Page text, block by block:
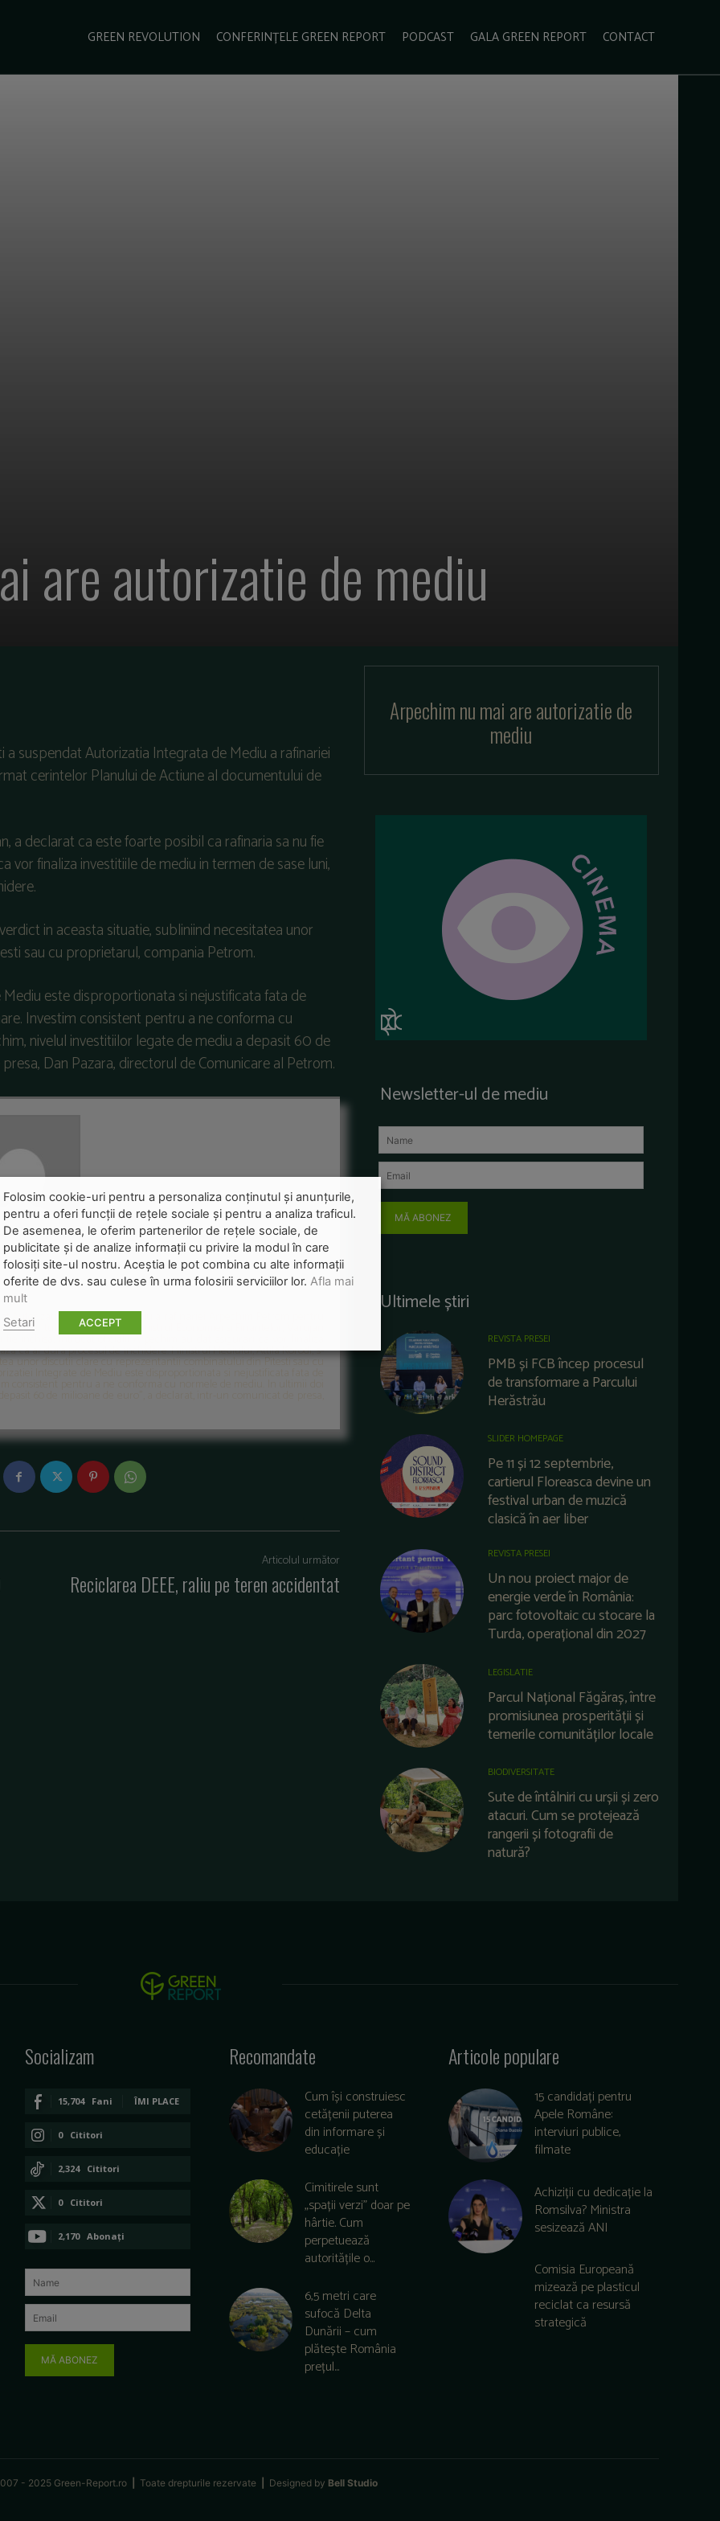
GREEN REVOLUTION CONFERINȚELE GREEN REPORT PODCAST GALA GREEN REPORT CONTACT
SCHIMBĂRI CLIMATICE
are autorizatie de mediu
suspendat Autorizatia Integrata de Mediu a rafinariei
cerintelor Planului de Actiune al documentului de
a declarat ca este foarte posibil ca rafinaria sa nu fie
finaliza investitiile de mediu in termen de sase luni,
in aceasta situatie, subliniind necesitatea unor
sau cu proprietarul, compania Petrom.
este disproportionata si nejustificata fata de
Investim consistent pentru a ne conforma cu
nivelul investitiilor legate de mediu a depasit 60 de
Dan Pazara, directorul de Comunicare al Petrom.
Autorizatia Integrata de Mediu a rafinariei Arpechim Petrom pentru
de autorizare. Ministrul Economiei si Finantelor, Varujan
inchisa, intrucat oficialii Arpechim au dat asigurari ca vor finaliza
ca ar dura procesul de inchidere. Ministrul Mediului, Attila Korodi, s-
unor discutii clare cu reprezentantii combinatului din Pitesti sau cu
Articolul următor
Reciclarea DEEE, raliu pe teren accidentat
Arpechim nu mai are autorizatie de
mediu
Newsletter-ul de mediu
MĂ ABONEZ
Ultimele știri
REVISTA PRESEI
PMB și FCB încep procesul
de transformare a Parcului
Herăstrău
SLIDER HOMEPAGE
Pe 11 și 12 septembrie,
cartierul Floreasca devine un
festival urban de muzică
clasică în aer liber
REVISTA PRESEI
Un nou proiect major de
energie verde în România:
parc fotovoltaic cu stocare la
Turda, operațional din 2027
LEGISLATIE
Parcul Național Făgăraș, între
promisiunea prosperității și
temerile comunităților locale
BIODIVERSITATE
Sute de întâlniri cu urșii și zero
atacuri. Cum se protejează
rangerii și fotografii de
natură?
Socializam
15,704 Fani ÎMI PLACE
0 Cititori
CONECTAȚI-VĂ
2,324 Cititori
0 Cititori
CONECTAȚI-VĂ
2,170 Abonați
ABONAȚI-VĂ
MĂ ABONEZ
Recomandate
Cum își construiesc
cetățenii puterea
din informare și
educație
Cimitirele sunt
„spații verzi” doar pe
hârtie. Cum
perpetuează
autoritățile o...
6,5 metri care
sufocă Delta
Dunării – cum
plătește România
prețul...
Articole populare
15 candidați pentru
Apele Române:
interviuri publice,
filmate
Achiziții cu dedicație la
Romsilva? Ministra
sesizează ANI
Comisia Europeană
mizează pe plasticul
reciclat ca resursă
strategică
- 2025 Green-Report.ro Toate drepturile rezervate Designed by Bell Studio
Folosim cookie-uri pentru a personaliza conținutul și anunțurile,
pentru a oferi funcții de rețele sociale și pentru a analiza traficul.
De asemenea, le oferim partenerilor de rețele sociale, de
publicitate și de analize informații cu privire la modul în care
folosiți site-ul nostru. Aceștia le pot combina cu alte informații
oferite de dvs. sau culese în urma folosirii serviciilor lor. Afla mai
mult
Setari
ACCEPT